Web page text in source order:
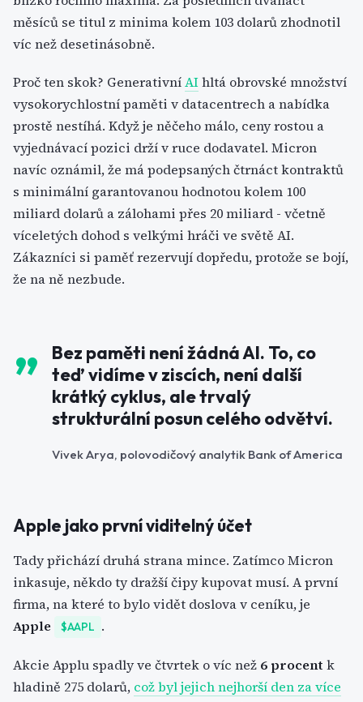
měsíců se titul z minima kolem 103 dolarů zhodnotil
víc než desetinásobně.
Proč ten skok? GenerativníAIhltá obrovské množství
vysokorychlostní paměti v datacentrech a nabídka
prostě nestíhá. Když je něčeho málo, ceny rostou a
vyjednávací pozici drží v ruce dodavatel. Micron
navíc oznámil, že má podepsaných čtrnáct kontraktů
s minimální garantovanou hodnotou kolem 100
miliard dolarů a zálohami přes 20 miliard - včetně
víceletých dohod s velkými hráči ve světě AI.
Zákazníci si paměť rezervují dopředu, protože se bojí,
že na ně nezbude.
Bez paměti není žádná AI. To, co
teď vidíme v ziscích, není další
krátký cyklus, ale trvalý
strukturální posun celého odvětví.
Vivek Arya, polovodičový analytik Bank of America
Apple jako první viditelný účet
Tady přichází druhá strana mince. Zatímco Micron
inkasuje, někdo ty dražší čipy kupovat musí. A první
firma, na které to bylo vidět doslova v ceníku, je
Apple
$AAPL .
Akcie Applu spadly ve čtvrtek o víc než 6 procent k
hladině 275 dolarů, což byl jejich nejhorší den za více